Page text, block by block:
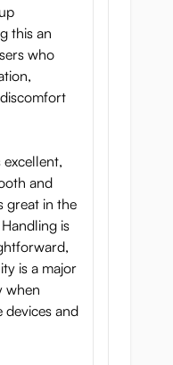
het
voor
te worden
zomaar
instinct,
this an
who
and
great in the
is
is a major
when
devices and